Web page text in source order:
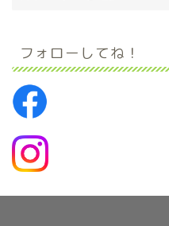
フォローしてね！